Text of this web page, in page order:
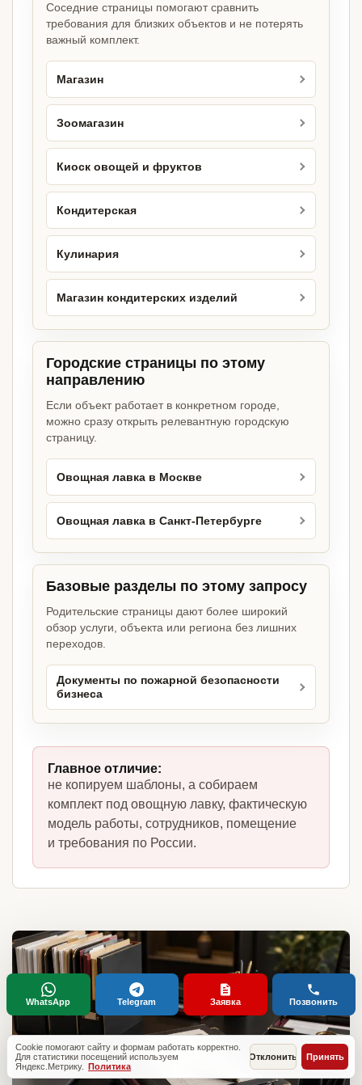
Соседние страницы помогают сравнить
требования для близких объектов и не потерять
важный комплект.
Магазин
Зоомагазин
Киоск овощей и фруктов
Кондитерская
Кулинария
Магазин кондитерских изделий
Городские страницы по этому
направлению
Если объект работает в конкретном городе,
можно сразу открыть релевантную городскую
страницу.
Овощная лавка в Москве
Овощная лавка в Санкт-Петербурге
Базовые разделы по этому запросу
Родительские страницы дают более широкий
обзор услуги, объекта или региона без лишних
переходов.
Документы по пожарной безопасности
бизнеса
Главное отличие:
не копируем шаблоны, а собираем
комплект под овощную лавку, фактическую
модель работы, сотрудников, помещение
и требования по России.
Cookie помогают сайту и формам работать корректно.
Для статистики посещений используем
Яндекс.Метрику. Политика
Отклонить Принять
WhatsApp Telegram Заявка Позвонить